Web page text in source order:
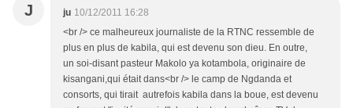
J ju 10/12/2011 16:28
<br /> ce malheureux journaliste de la RTNC ressemble de
plus en plus de kabila, qui est devenu son dieu. En outre,
un soi-disant pasteur Makolo ya kotambola, originaire de
kisangani,qui était dans<br /> le camp de Ngdanda et
consorts, qui tirait autrefois kabila dans la boue, est devenu